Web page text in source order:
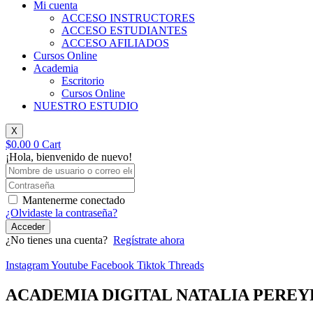
Mi cuenta
ACCESO INSTRUCTORES
ACCESO ESTUDIANTES
ACCESO AFILIADOS
Cursos Online
Academia
Escritorio
Cursos Online
NUESTRO ESTUDIO
X
$0.00 0 Cart
¡Hola, bienvenido de nuevo!
Mantenerme conectado
¿Olvidaste la contraseña?
Acceder
¿No tienes una cuenta? Regístrate ahora
InstagramYoutube Facebook Tiktok Threads
ACADEMIA DIGITAL NATALIA